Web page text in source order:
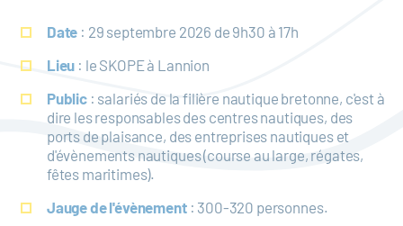
Date : 29 septembre 2026 de 9h30 à 17h
Lieu : le SKOPE à Lannion
Public : salariés de la filière nautique bretonne, c'est à
dire les responsables des centres nautiques, des
ports de plaisance, des entreprises nautiques et
d'évènements nautiques (course au large, régates,
fêtes maritimes).
Jauge de l'évènement: 300-320 personnes.